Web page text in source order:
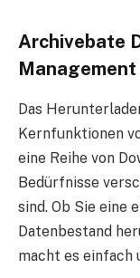
Archivebate
Das
Kernfunktionen
eine Reihe von
Bedürfnisse
sind. Ob Sie eine
Datenbestand
macht es einfach